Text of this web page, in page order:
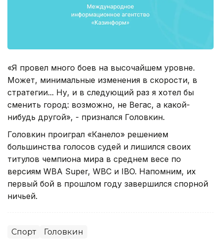
«Я провел много боев на высочайшем уровне.
Может, минимальные изменения в скорости, в
стратегии... Ну, и в следующий раз я хотел бы
сменить город: возможно, не Вегас, а какой-
нибудь другой», - признался Головкин.
Головкин проиграл «Канело» решением
большинства голосов судей и лишился своих
титулов чемпиона мира в среднем весе по
версиям WBA Super, WBC и IBO. Напомним, их
первый бой в прошлом году завершился спорной
ничьей.
Спорт Головкин